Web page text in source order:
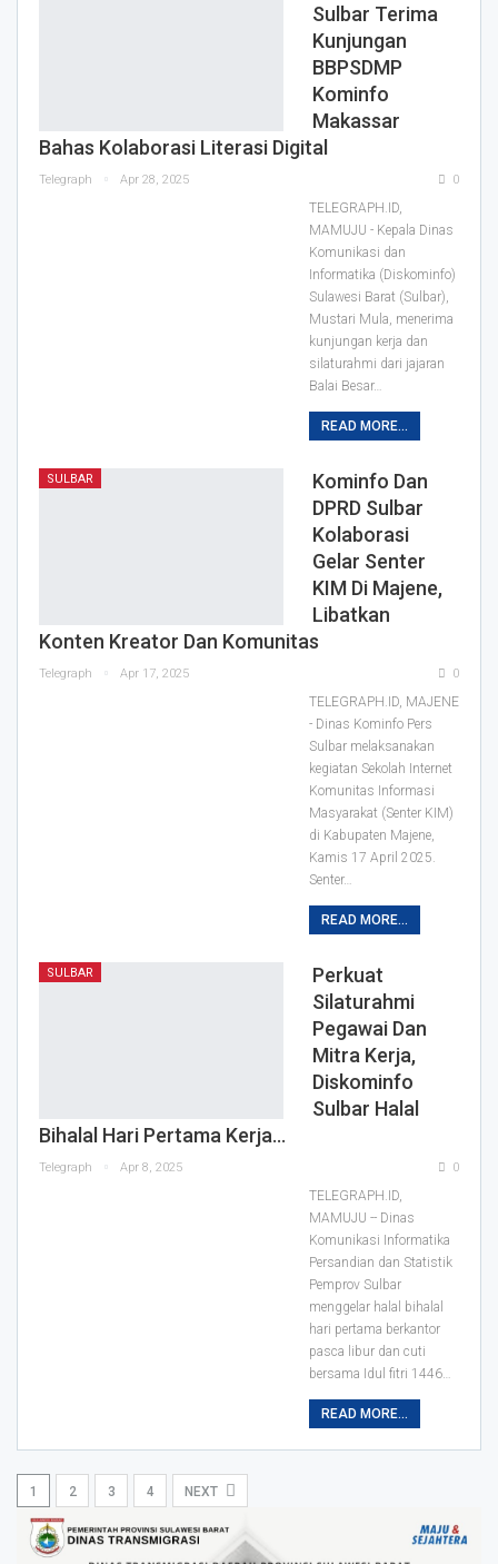
Sulbar Terima
Kunjungan
BBPSDMP
Kominfo
Makassar
Bahas Kolaborasi Literasi Digital
Telegraph Apr 28, 2025 0
TELEGRAPH.ID,
MAMUJU - Kepala Dinas
Komunikasi dan
Informatika (Diskominfo)
Sulawesi Barat (Sulbar),
Mustari Mula, menerima
kunjungan kerja dan
silaturahmi dari jajaran
Balai Besar…
READ MORE...
SULBAR
Kominfo Dan
DPRD Sulbar
Kolaborasi
Gelar Senter
KIM Di Majene,
Libatkan
Konten Kreator Dan Komunitas
Telegraph Apr 17, 2025 0
TELEGRAPH.ID, MAJENE
- Dinas Kominfo Pers
Sulbar melaksanakan
kegiatan Sekolah Internet
Komunitas Informasi
Masyarakat (Senter KIM)
di Kabupaten Majene,
Kamis 17 April 2025.
Senter…
READ MORE...
SULBAR
Perkuat
Silaturahmi
Pegawai Dan
Mitra Kerja,
Diskominfo
Sulbar Halal
Bihalal Hari Pertama Kerja…
Telegraph Apr 8, 2025 0
TELEGRAPH.ID,
MAMUJU -- Dinas
Komunikasi Informatika
Persandian dan Statistik
Pemprov Sulbar
menggelar halal bihalal
hari pertama berkantor
pasca libur dan cuti
bersama Idul fitri 1446…
READ MORE...
1 2 3 4 NEXT